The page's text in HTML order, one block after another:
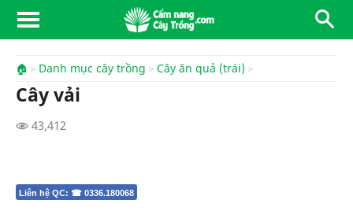
🏠 Danh mục cây trồng Cây ăn quả (trái)
Cây vải
43,412
Liên hệ QC: ☎ 0336.180068